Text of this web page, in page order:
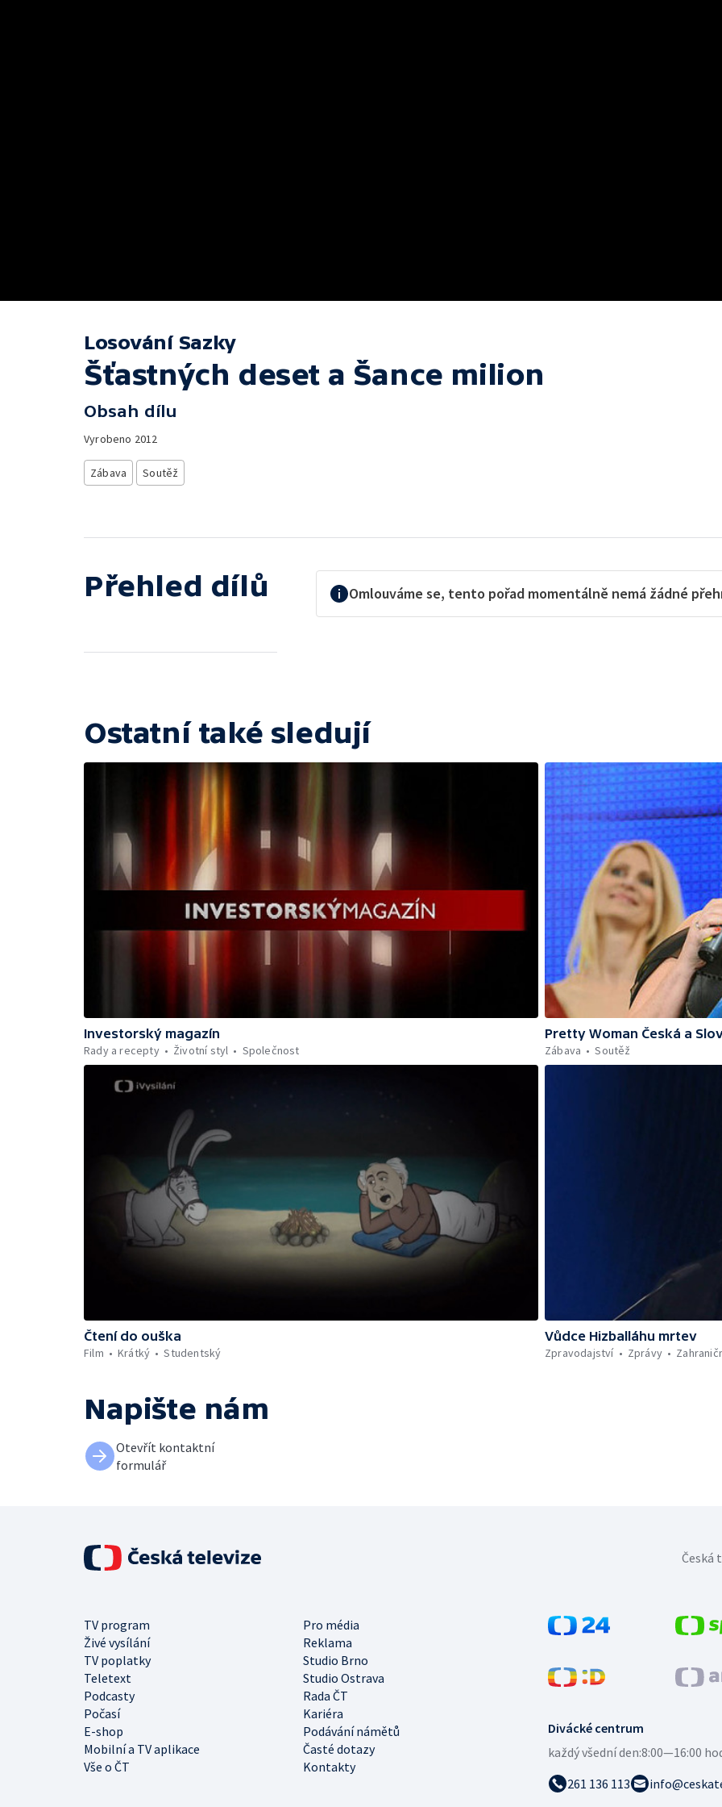
Losování Sazky
Šťastných deset a Šance milion
Obsah dílu
Vyrobeno 2012
Zábava Soutěž
Přehled dílů Omlouváme se, tento pořad momentálně nemá žádné
Ostatní také sledují
Investorský magazín
Rady a recepty
Životní styl Společnost
Pretty Woman Česká a
Zábava
Soutěž
Čtení do ouška
Film
Krátký Studentský
Vůdce Hizballáhu mrtev
Zpravodajství
Zprávy
Napište nám
Otevřít kontaktní
formulář
Divácké centrum
každý všední den:8:00—16:00
261 136 113
TV program
Pro média
Živé vysílání
Reklama
TV poplatky
Studio Brno
Teletext
Studio Ostrava
Podcasty
Rada ČT
Počasí
Kariéra
E-shop
Podávání námětů
Mobilní a TV aplikace
Časté dotazy
Vše o ČT
Kontakty
Česká